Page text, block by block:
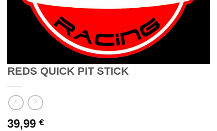
REDS QUICK PIT STICK
39,99 €